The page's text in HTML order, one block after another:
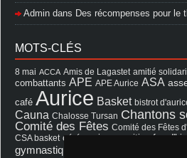
Admin dans Des récompenses pour le
MOTS-CLÉS
8 mai ACCA Amis de Lagastet amitié
combattants APE APE Aurice ASA
café Aurice Basket bistrot
Cauna Chalosse Tursan Chantons
Comité des Fêtes Comité des Fêtes
CSA basket cérémonie exposition feu
gymnastique volontaire